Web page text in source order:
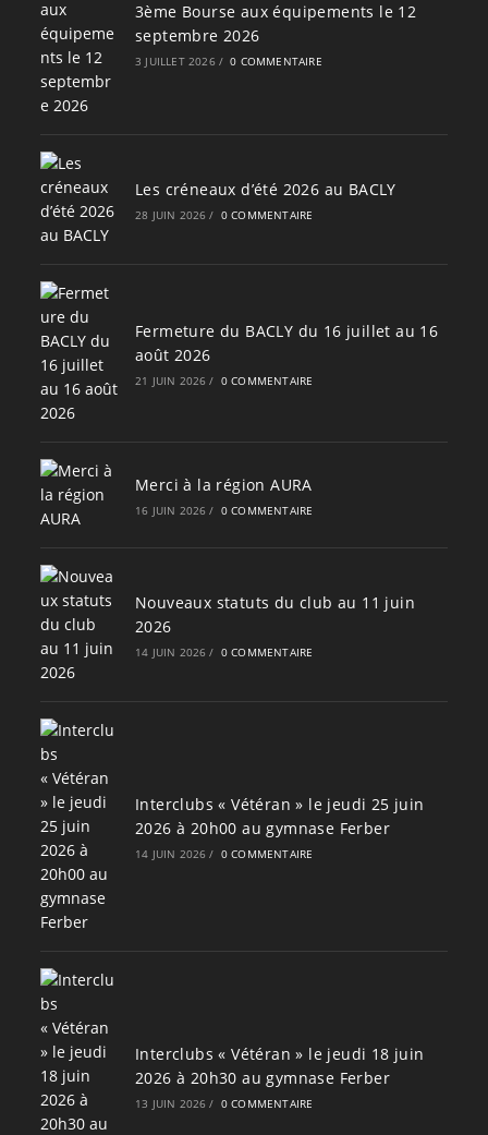
3ème Bourse aux équipements le 12
septembre 2026
3 JUILLET 2026 / 0 COMMENTAIRE
Les créneaux d’été 2026 au BACLY
28 JUIN 2026 / 0 COMMENTAIRE
Fermeture du BACLY du 16 juillet au 16
août 2026
21 JUIN 2026 / 0 COMMENTAIRE
Merci à la région AURA
16 JUIN 2026 / 0 COMMENTAIRE
Nouveaux statuts du club au 11 juin
2026
14 JUIN 2026 / 0 COMMENTAIRE
Interclubs « Vétéran » le jeudi 25 juin
2026 à 20h00 au gymnase Ferber
14 JUIN 2026 / 0 COMMENTAIRE
Interclubs « Vétéran » le jeudi 18 juin
2026 à 20h30 au gymnase Ferber
13 JUIN 2026 / 0 COMMENTAIRE